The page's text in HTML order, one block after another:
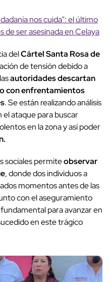
nos cuida": el último
de ser asesinada en Celaya
delCártel Santa Rosa de
de tensión debido a
autoridades descartan
con enfrentamientos
. Se están realizando análisis
el ataque para buscar
en la zona y así poder
sociales permiteobservar
, donde dos individuos a
momentos antes de las
con el aseguramiento
fundamental para avanzar en
en este trágico